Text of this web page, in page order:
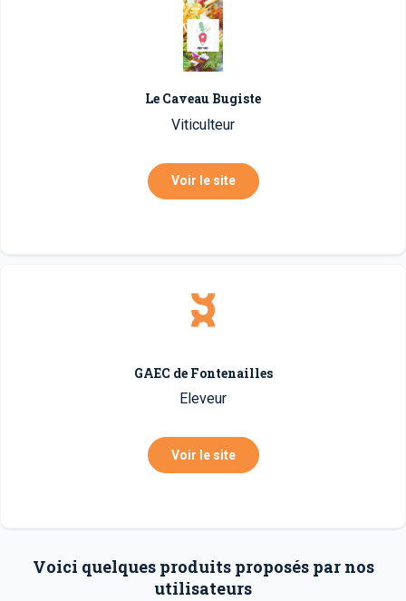
Le Caveau Bugiste
Viticulteur
Voir le site
GAEC de Fontenailles
Eleveur
Voir le site
Voici quelques produits proposés par nos
utilisateurs